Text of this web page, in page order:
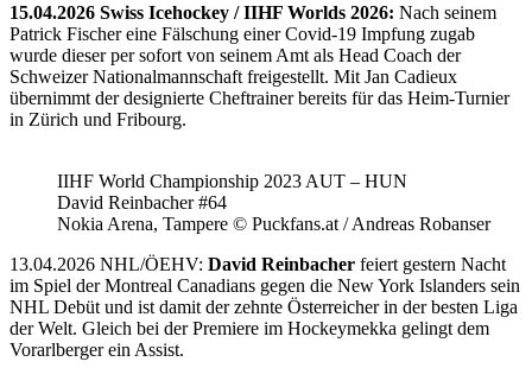
15.04.2026 Swiss Icehockey / IIHF Worlds 2026: Nach seinem
Patrick Fischer eine Fälschung einer Covid-19 Impfung zugab
wurde dieser per sofort von seinem Amt als Head Coach der
Schweizer Nationalmannschaft freigestellt. Mit Jan Cadieux
übernimmt der designierte Cheftrainer bereits für das Heim-Turnier
in Zürich und Fribourg.
IIHF World Championship 2023 AUT – HUN
David Reinbacher #64
Nokia Arena, Tampere © Puckfans.at / Andreas Robanser
13.04.2026 NHL/ÖEHV: David Reinbacher feiert gestern Nacht
im Spiel der Montreal Canadians gegen die New York Islanders sein
NHL Debüt und ist damit der zehnte Österreicher in der besten Liga
der Welt. Gleich bei der Premiere im Hockeymekka gelingt dem
Vorarlberger ein Assist.